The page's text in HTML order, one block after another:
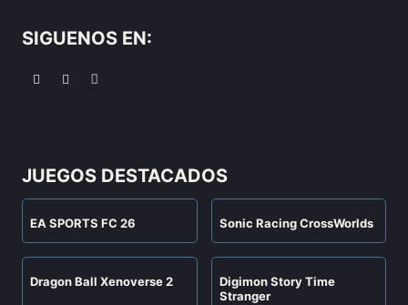
SIGUENOS EN:
JUEGOS DESTACADOS
EA SPORTS FC 26 Sonic Racing CrossWorlds
Dragon Ball Xenoverse 2
Digimon Story Time
Stranger